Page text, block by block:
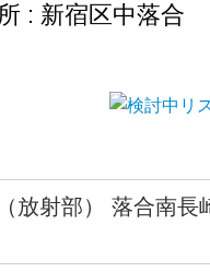
: 新宿区中落合
放射部） 落合南